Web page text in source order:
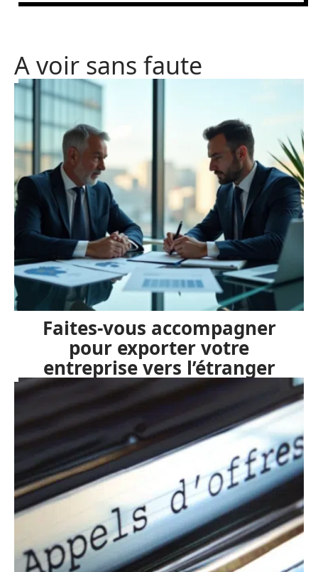
A voir sans faute
Faites-vous accompagner
pour exporter votre
entreprise vers l’étranger